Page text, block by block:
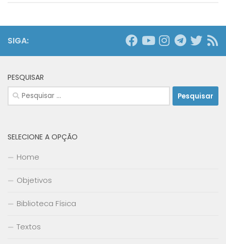
SIGA:
PESQUISAR
Pesquisar
por:
SELECIONE A OPÇÃO
Home
Objetivos
Biblioteca Física
Textos